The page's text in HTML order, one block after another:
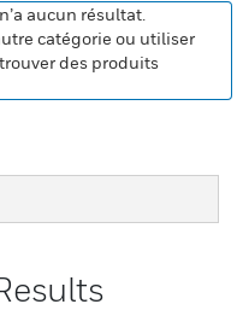
aucun résultat.
catégorie ou utiliser
des produits